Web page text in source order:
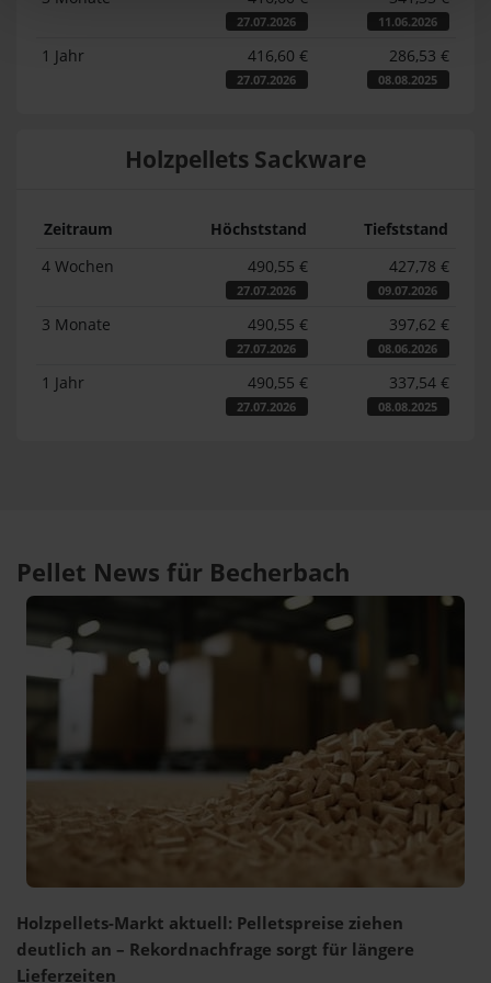
27.07.2026 11.06.2026
1 Jahr 416,60 €
27.07.2026
286,53 €
08.08.2025
Holzpellets Sackware
Zeitraum Höchststand
Tiefststand
4 Wochen
490,55 €
27.07.2026
427,78 €
09.07.2026
3 Monate 490,55 €
27.07.2026
397,62 €
08.06.2026
1 Jahr 490,55 €
27.07.2026
337,54 €
08.08.2025
Pellet News für Becherbach
Holzpellets-Markt aktuell: Pelletspreise ziehen
deutlich an – Rekordnachfrage sorgt für längere
Lieferzeiten